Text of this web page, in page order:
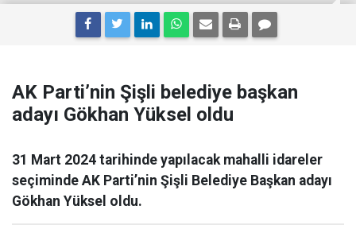
AK Parti’nin Şişli belediye başkan
adayı Gökhan Yüksel oldu
31 Mart 2024 tarihinde yapılacak mahalli idareler
seçiminde AK Parti’nin Şişli Belediye Başkan adayı
Gökhan Yüksel oldu.